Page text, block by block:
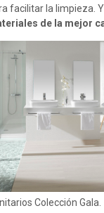
facilitar la limpieza.
de la mejor
Colección Gala.